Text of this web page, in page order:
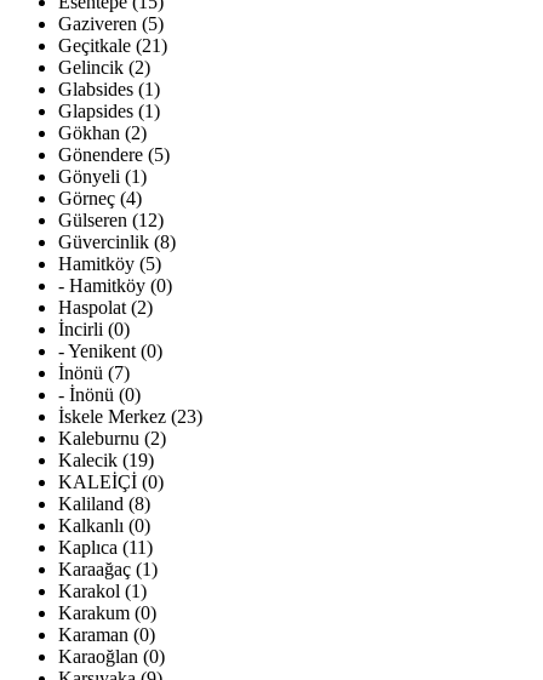
Gaziveren (5)
Geçitkale (21)
Gelincik (2)
Glabsides (1)
Glapsides (1)
Gökhan (2)
Gönendere (5)
Gönyeli (1)
Görneç (4)
Gülseren (12)
Güvercinlik (8)
Hamitköy (5)
- Hamitköy (0)
Haspolat (2)
İncirli (0)
- Yenikent (0)
İnönü (7)
- İnönü (0)
İskele Merkez (23)
Kaleburnu (2)
Kalecik (19)
KALEİÇİ (0)
Kaliland (8)
Kalkanlı (0)
Kaplıca (11)
Karaağaç (1)
Karakol (1)
Karakum (0)
Karaman (0)
Karaoğlan (0)